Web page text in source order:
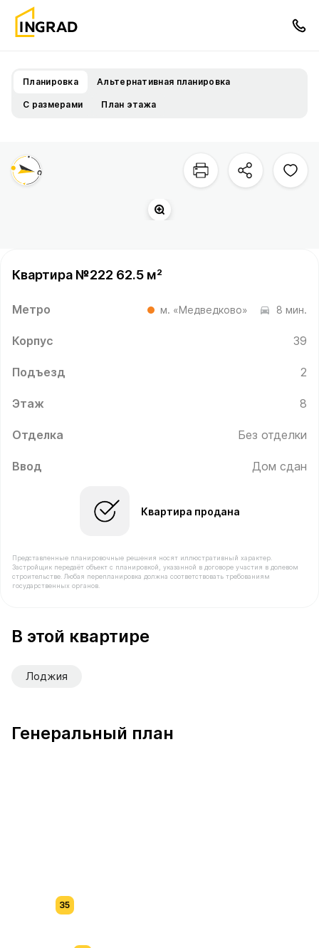
Планировка Альтернативная планировка
С размерами План этажа
Квартира №222 62.5 м²
Метро м. «Медведково» 8 мин.
Корпус 39
Подъезд 2
Этаж 8
Отделка Без отделки
Ввод Дом сдан
Квартира продана
Представленные планировочные решения носят иллюстративный характер.
Застройщик передаёт объект с планировкой, указанной в договоре участия в долевом
строительстве. Любая перепланировка должна соответствовать требованиям
государственных органов.
В этой квартире
Лоджия
Генеральный план
35